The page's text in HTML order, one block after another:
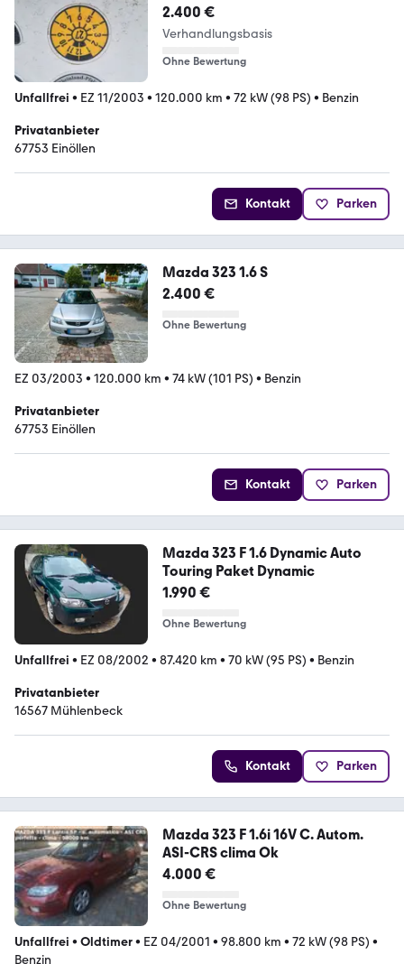
2.400 €
Verhandlungsbasis
Ohne Bewertung
Unfallfrei • EZ 11/2003 • 120.000 km • 72 kW (98 PS) • Benzin
Privatanbieter
67753 Einöllen
Kontakt Parken
Mazda 323 1.6 S
2.400 €
Ohne Bewertung
EZ 03/2003 • 120.000 km • 74 kW (101 PS) • Benzin
Privatanbieter
67753 Einöllen
Kontakt Parken
Mazda 323 F 1.6 Dynamic Auto
Touring Paket Dynamic
1.990 €
Ohne Bewertung
Unfallfrei • EZ 08/2002 • 87.420 km • 70 kW (95 PS) • Benzin
Privatanbieter
16567 Mühlenbeck
Kontakt Parken
Mazda 323 F 1.6i 16V C. Autom.
ASI-CRS clima Ok
4.000 €
Ohne Bewertung
Unfallfrei • Oldtimer• EZ 04/2001 • 98.800 km • 72 kW (98 PS) •
Benzin